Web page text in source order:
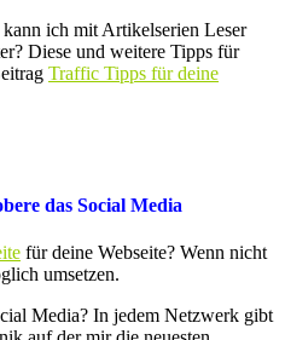
ich mit Artikelserien Leser
Diese und weitere Tipps für
Traffic Tipps für deine
das Social Media
für deine Webseite? Wenn nicht
umsetzen.
Media? In jedem Netzwerk gibt